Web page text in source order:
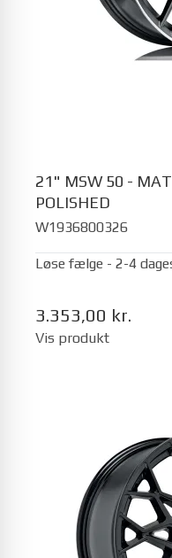
21" MSW 50 -
POLISHED
W1936800326
Løse fælge - 2-4
3.353,00 kr.
Vis produkt